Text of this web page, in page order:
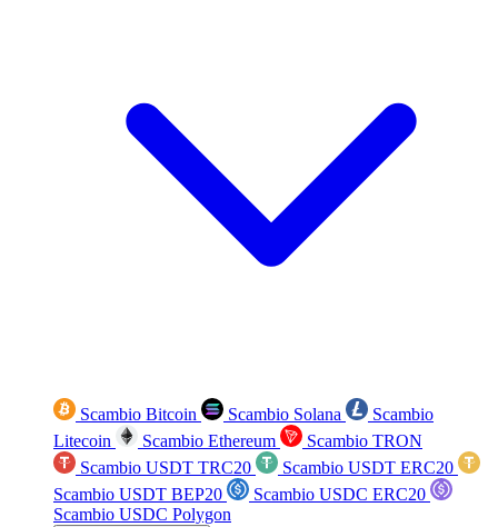
Scambio Bitcoin Scambio Solana
Scambio
Litecoin
Scambio Ethereum
Scambio TRON
Scambio USDT TRC20
Scambio USDT ERC20
Scambio USDT BEP20
Scambio USDC ERC20
Scambio USDC Polygon